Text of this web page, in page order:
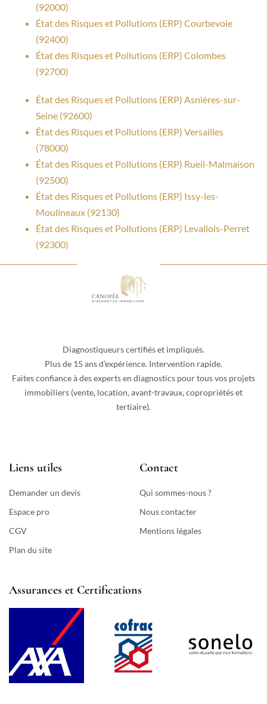
(92000)
État des Risques et Pollutions (ERP) Courbevoie
(92400)
État des Risques et Pollutions (ERP) Colombes
(92700)
État des Risques et Pollutions (ERP) Asnières-sur-
Seine (92600)
État des Risques et Pollutions (ERP) Versailles
(78000)
État des Risques et Pollutions (ERP) Rueil-Malmaison
(92500)
État des Risques et Pollutions (ERP) Issy-les-
Moulineaux (92130)
État des Risques et Pollutions (ERP) Levallois-Perret
(92300)
Diagnostiqueurs certifiés et impliqués.
Plus de 15 ans d’expérience. Intervention rapide.
Faites confiance à des experts en diagnostics pour tous vos projets
immobiliers (vente, location, avant-travaux, copropriétés et
tertiaire).
Liens utiles
Demander un devis
Espace pro
CGV
Plan du site
Contact
Qui sommes-nous ?
Nous contacter
Mentions légales
Assurances et Certifications